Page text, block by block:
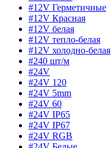
#12V Герметичные
#12V Красная
#12V белая
#12V тепло-белая
#12V холодно-белая
#240 шт/м
#24V
#24V 120
#24V 5mm
#24V 60
#24V IP65
#24V IP67
#24V RGB